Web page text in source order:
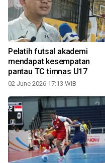
Pelatih futsal akademi
mendapat kesempatan
pantau TC timnas U17
02 June 2026 17:13 WIB